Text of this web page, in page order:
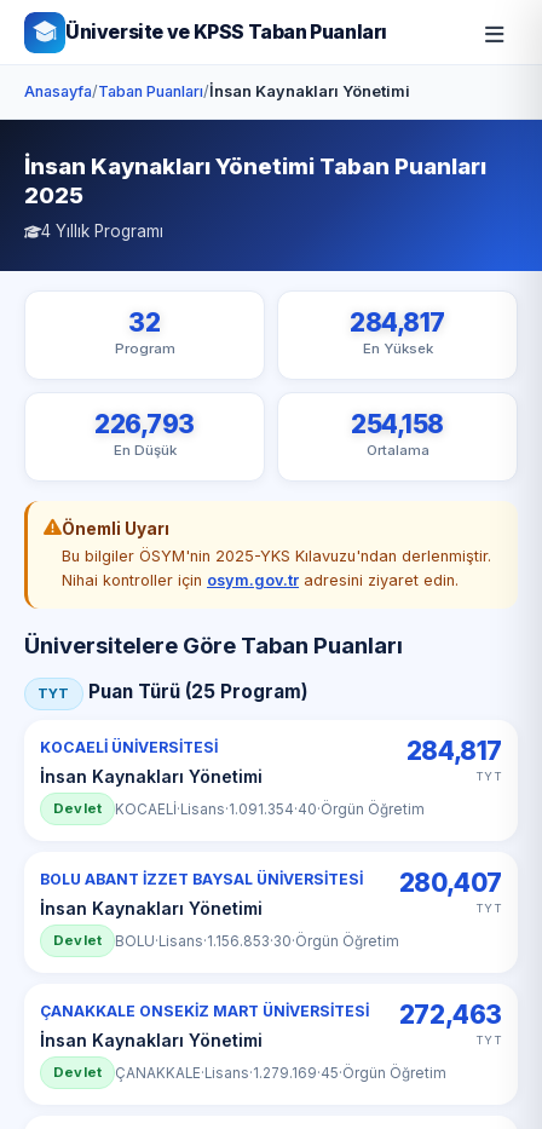
Üniversite ve KPSS Taban Puanları
Anasayfa/Taban Puanları/İnsan Kaynakları Yönetimi
İnsan Kaynakları Yönetimi Taban Puanları
2025
4 Yıllık Programı
32
Program
284,817
En Yüksek
226,793
En Düşük
254,158
Ortalama
Önemli Uyarı
Bu bilgiler ÖSYM'nin 2025-YKS Kılavuzu'ndan derlenmiştir.
Nihai kontroller için osym.gov.tr adresini ziyaret edin.
Üniversitelere Göre Taban Puanları
TYT Puan Türü (25 Program)
KOCAELİ ÜNİVERSİTESİ
İnsan Kaynakları Yönetimi
284,817
TYT
Devlet KOCAELİ·Lisans·1.091.354·40·Örgün Öğretim
BOLU ABANT İZZET BAYSAL ÜNİVERSİTESİ
İnsan Kaynakları Yönetimi
280,407
TYT
Devlet BOLU·Lisans·1.156.853·30·Örgün Öğretim
ÇANAKKALE ONSEKİZ MART ÜNİVERSİTESİ
İnsan Kaynakları Yönetimi
272,463
TYT
Devlet ÇANAKKALE·Lisans·1.279.169·45·Örgün Öğretim